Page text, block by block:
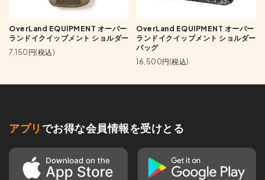
OverLand EQUIPMENT オーバー
ランドイクイップメント ショルダー
7,150円(税込)
OverLand EQUIPMENT オーバー
ランドイクイップメント ショルダー
バッグ
16,500円(税込)
アプリ でお得な会員情報を受けとる